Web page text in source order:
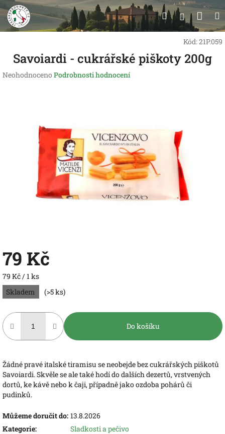
Přejít
na
obsah
Hledat
Kód:21P.059
Savoiardi - cukrářské piškoty 200g
Průměrné
Neohodnoceno Podrobnosti hodnocení
79 Kč
Měrná
cena:
79 Kč / 1 ks
Skladem
(>5 ks)
Do košíku
Žádné pravé italské tiramisu se neobejde bez cukrářských piškotů
Savoiardi. Skvěle se ale také hodí do dalších dezertů, vrstvených
dortů, ke kávě nebo k čaji, případně jako ozdoba pohárů či
pudinků.
Můžeme doručit do: 13.8.2026
Kategorie: Sladkosti a pečivo